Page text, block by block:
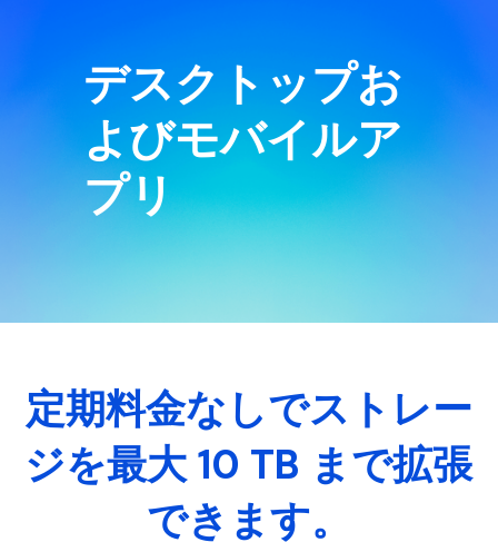
New Zealand
Singapore
한국어
繁體中文
デスクトップお
よびモバイルア
プリ
定期料金なしでストレー
ジを最大 10 TB まで拡張
できます。